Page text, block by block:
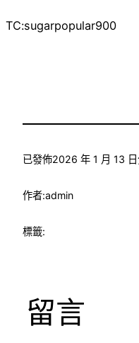
TC:sugarpopular900
已發佈2026 年 1 月 13 日
作者:admin
標籤:
留言